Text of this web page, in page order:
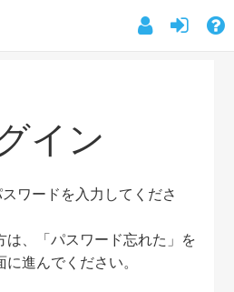
イン
ワードを入力してくださ
は、「パスワード忘れた」を
進んでください。